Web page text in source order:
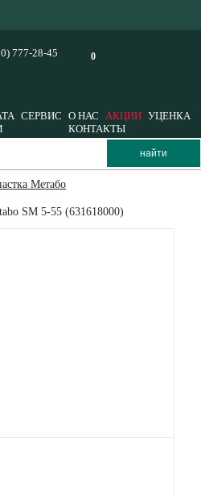
0
777-28-45
СЕРВИС О НАС АКЦИИ УЦЕНКА
КОНТАКТЫ
Метабо
SM 5-55 (631618000)